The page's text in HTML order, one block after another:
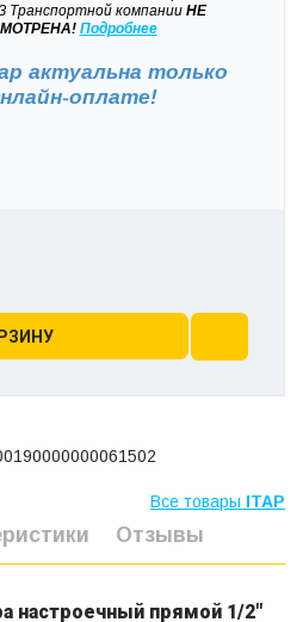
Транспортной компанииНЕ
Подробнее
актуальна только
оплате!
Все товары ITAP
Отзывы
настроечный прямой 1/2"